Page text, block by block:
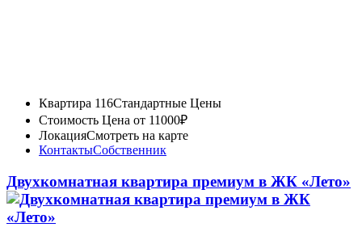
Квартира 116Стандартные Цены
Стоимость Цена от 11000₽
ЛокацияСмотреть на карте
КонтактыСобственник
Двухкомнатная квартира премиум в ЖК «Лето»